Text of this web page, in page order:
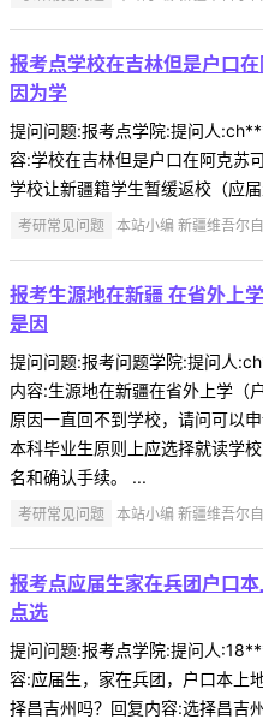
报考点学校在吉林但是户口
因为学
提问问题:报考点学院:提问人
容:学校在吉林但是户口在阿克苏
学校让新疆籍学生暂缓返校（应
考研常见问题 本站小编 新疆维吾尔
报考生源地在新疆 在省外上
是因
提问问题:报考问题学院:提问人
内容:生源地在新疆在省外上学（
原因一直回不到学校，请问可以
本科毕业生原则上应选择就读学
名和确认手续。 ...
考研常见问题 本站小编 新疆维吾尔
报考点应届生家在兵团户口
点选
提问问题:报考点学院:提问人
容:应届生，家在兵团，户口本上
择昌吉州吗？回复内容:选择昌吉